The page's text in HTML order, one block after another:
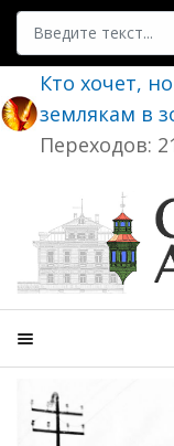
Поиск
Кто хочет,
землякам в
Переходов: